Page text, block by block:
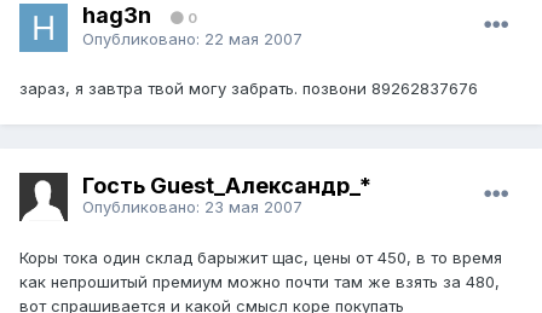
hag3n 0
Опубликовано: 22 мая 2007
зараз, я завтра твой могу забрать. позвони 89262837676
Гость Guest_Александр_*
Опубликовано: 23 мая 2007
Коры тока один склад барыжит щас, цены от 450, в то время
как непрошитый премиум можно почти там же взять за 480,
вот спрашивается и какой смысл коре покупать